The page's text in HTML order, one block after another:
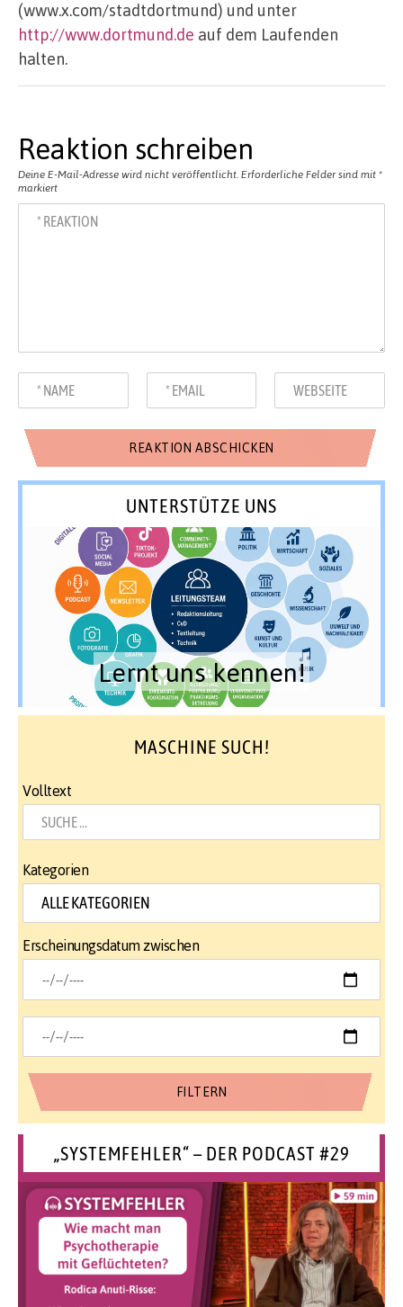
(www.x.com/stadtdortmund) und unter
http://www.dortmund.de auf dem Laufenden
halten.
Reaktion schreiben
Deine E-Mail-Adresse wird nicht veröffentlicht. Erforderliche Felder sind mit *
markiert
UNTERSTÜTZE UNS
Lernt uns kennen!
MASCHINE SUCH!
Volltext
Kategorien
Erscheinungsdatum zwischen
„SYSTEMFEHLER“ – DER PODCAST #29